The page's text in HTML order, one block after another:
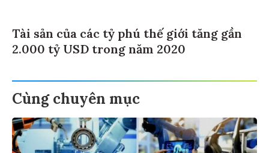
Tài sản của các tỷ phú thế giới tăng gần
2.000 tỷ USD trong năm 2020
Cùng chuyên mục